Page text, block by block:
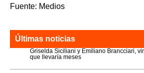
Fuente: Medios
Últimas noticias
Griselda Siciliani y Emiliano Brancciari,
que llevaría meses